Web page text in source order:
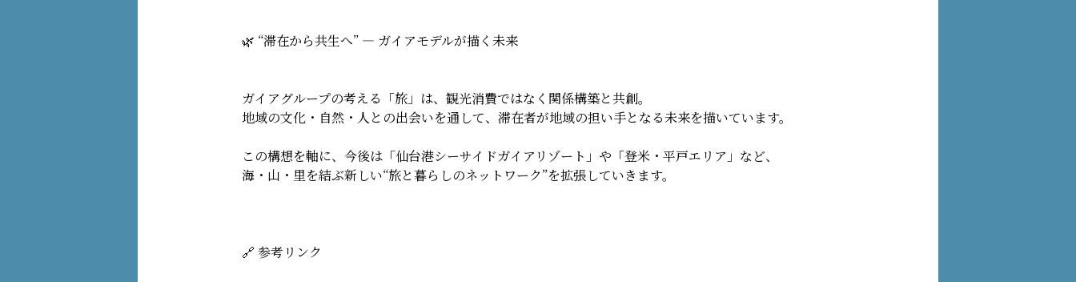
🌿 “滞在から共生へ” ― ガイアモデルが描く未来
ガイアグループの考える「旅」は、観光消費ではなく関係構築と共創。
地域の文化・自然・人との出会いを通して、滞在者が地域の担い手となる未来を描いています。
この構想を軸に、今後は「仙台港シーサイドガイアリゾート」や「登米・平戸エリア」など、
海・山・里を結ぶ新しい“旅と暮らしのネットワーク”を拡張していきます。
🔗 参考リンク